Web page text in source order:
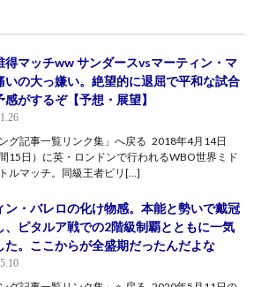
得マッチww サンダースvsマーティン・マ
いの大っ嫌い。絶望的に退屈で平和な試合
感がするぞ【予想・展望】
ング記事一覧リンク集」へ戻る 2018年4月14日
間15日）に英・ロンドンで行われるWBO世界ミド
ルマッチ。同級王者ビリ[…]
ン・バレロの化け物感。本能と勢いで戴冠
、ピタルア戦での2階級制覇とともに一気
た。ここからが全盛期だったんだよな